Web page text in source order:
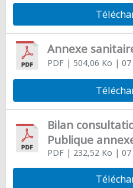
Annexe
PDF| 504,06 Ko | 07
Bilan
Publique
PDF| 232,52 Ko | 07